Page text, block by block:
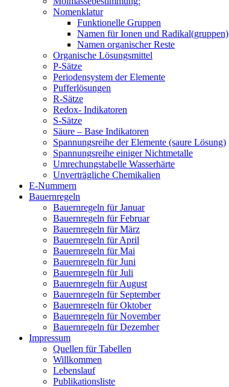
Nomenklatur
Funktionelle Gruppen
Namen für Ionen und Radikal(gruppen)
Namen organischer Reste
Organische Lösungsmittel
P-Sätze
Periodensystem der Elemente
Pufferlösungen
R-Sätze
Redox- Indikatoren
S-Sätze
Säure – Base Indikatoren
Spannungsreihe der Elemente (saure Lösung)
Spannungsreihe einiger Nichtmetalle
Umrechungstabelle Wasserhärte
Unverträgliche Chemikalien
E-Nummern
Bauernregeln
Bauernregeln für Januar
Bauernregeln für Februar
Bauernregeln für März
Bauernregeln für April
Bauernregeln für Mai
Bauernregeln für Juni
Bauernregeln für Juli
Bauernregeln für August
Bauernregeln für September
Bauernregeln für Oktober
Bauernregeln für November
Bauernregeln für Dezember
Impressum
Quellen für Tabellen
Willkommen
Lebenslauf
Publikationsliste